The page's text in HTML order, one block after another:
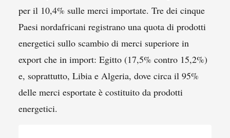
per il 10,4% sulle merci importate. Tre dei cinque
Paesi nordafricani registrano una quota di prodotti
energetici sullo scambio di merci superiore in
export che in import: Egitto (17,5% contro 15,2%)
e, soprattutto, Libia e Algeria, dove circa il 95%
delle merci esportate è costituito da prodotti
energetici.